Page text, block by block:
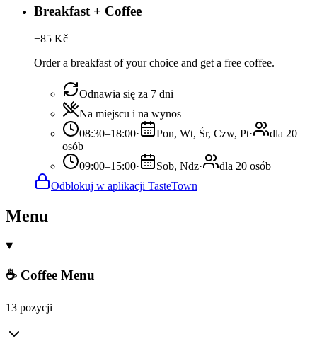
Breakfast + Coffee
−85 Kč
Order a breakfast of your choice and get a free coffee.
Odnawia się za 7 dni
Na miejscu i na wynos
08:30–18:00· Pon, Wt, Śr, Czw, Pt·
dla 20
osób
09:00–15:00· Sob, Ndz·
dla 20 osób
Odblokuj w aplikacji TasteTown
Menu
☕ Coffee Menu
13 pozycji